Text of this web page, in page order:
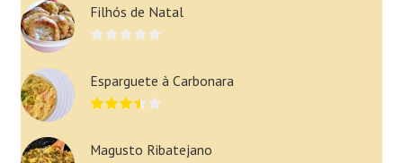
Filhós de Natal
Esparguete à Carbonara
Magusto Ribatejano